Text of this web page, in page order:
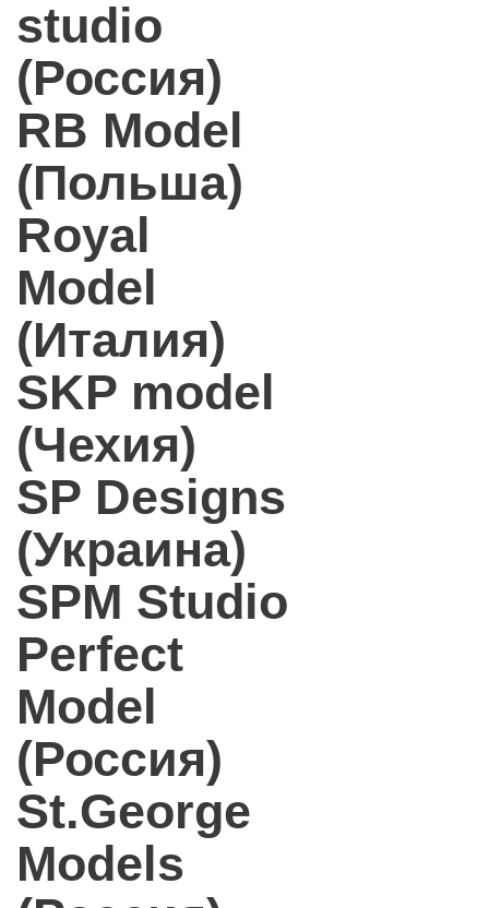
studio
(Россия)
RB Model
(Польша)
Royal
Model
(Италия)
SKP model
(Чехия)
SP Designs
(Украина)
SPM Studio
Perfect
Model
(Россия)
St.George
Models